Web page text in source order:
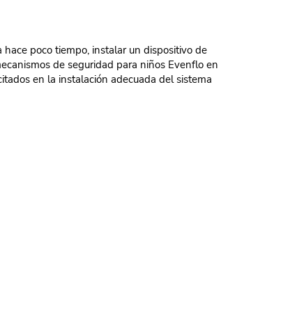
poco tiempo, instalar un dispositivo de
de seguridad para niños Evenflo en
en la instalación adecuada del sistema